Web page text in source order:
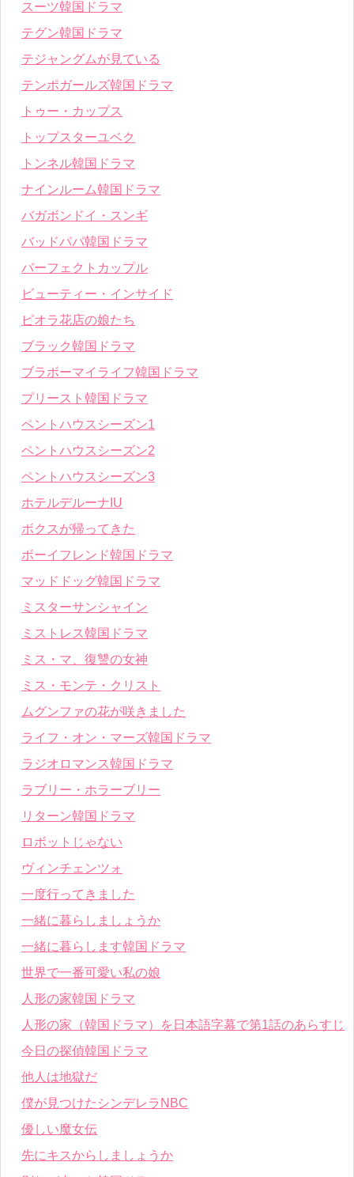
スーツ韓国ドラマ
テグン韓国ドラマ
テジャングムが見ている
テンポガールズ韓国ドラマ
トゥー・カップス
トップスターユベク
トンネル韓国ドラマ
ナインルーム韓国ドラマ
バガボンドイ・スンギ
バッドパパ韓国ドラマ
パーフェクトカップル
ビューティー・インサイド
ピオラ花店の娘たち
ブラック韓国ドラマ
ブラボーマイライフ韓国ドラマ
プリースト韓国ドラマ
ペントハウスシーズン1
ペントハウスシーズン2
ペントハウスシーズン3
ホテルデルーナIU
ボクスが帰ってきた
ボーイフレンド韓国ドラマ
マッドドッグ韓国ドラマ
ミスターサンシャイン
ミストレス韓国ドラマ
ミス・マ、復讐の女神
ミス・モンテ・クリスト
ムグンファの花が咲きました
ライフ・オン・マーズ韓国ドラマ
ラジオロマンス韓国ドラマ
ラブリー・ホラーブリー
リターン韓国ドラマ
ロボットじゃない
ヴィンチェンツォ
一度行ってきました
一緒に暮らしましょうか
一緒に暮らします韓国ドラマ
世界で一番可愛い私の娘
人形の家韓国ドラマ
人形の家（韓国ドラマ）を日本語字幕で第1話のあらすじ
今日の探偵韓国ドラマ
他人は地獄だ
僕が見つけたシンデレラNBC
優しい魔女伝
先にキスからしましょうか